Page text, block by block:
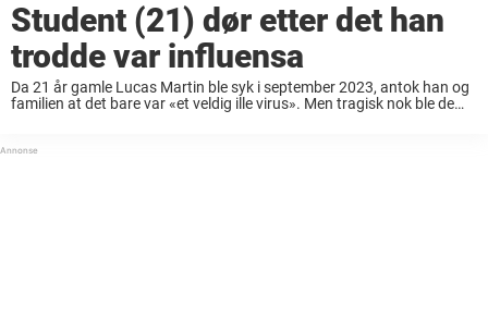
Student (21) dør etter det han
trodde var influensa
Da 21 år gamle Lucas Martin ble syk i september 2023, antok han og
familien at det bare var «et veldig ille virus». Men tragisk nok ble de